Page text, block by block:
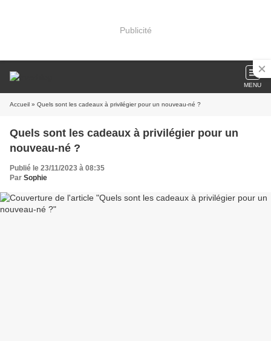
Publicité
MENU
Accueil » Quels sont les cadeaux à privilégier pour un nouveau-né ?
Quels sont les cadeaux à privilégier pour un
nouveau-né ?
Publié le 23/11/2023 à 08:35
Par Sophie